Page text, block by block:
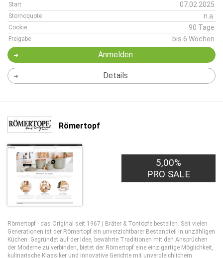
Start 07.02.2025
Stornoquote n.a.
Cookie 90 Tage
Freigabe bis 6 Wochen
Anmelden
Details
Römertopf
5,00%
PRO SALE
Römertopf - das Original seit 1967 | Bräter & Tontöpfe bestellen. Seit vielen
Generationen ist der Römertopf ein unverzichtbarer Bestandteil in unzähligen
Küchen. Gegründet auf der Idee, bewährte Traditionen mit den Ansprüchen
der Moderne zu verbinden, bietet der Römertopf eine einzigartige Möglichkeit,
kulinarische Klassiker und innovative Gerichte mit unvergleichlichem